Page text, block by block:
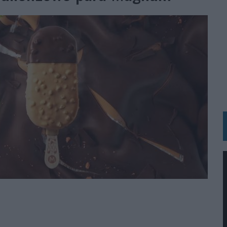
& RESORTS
DE INUSUALY PARA CERVEZA CAPAZ
ORANGE
OPORTUNIDAD DE INCLUSIÓN
EN SU NUEVA CAMPAÑA GLOBAL DE MARCA
REGRESO DEL FÚTBOL
CAMISETA FOREVER GREEN
DE 'LOS SIMPSON'
Y COMUNICACIÓN EN EL SECTOR ASEGURADOR 2026